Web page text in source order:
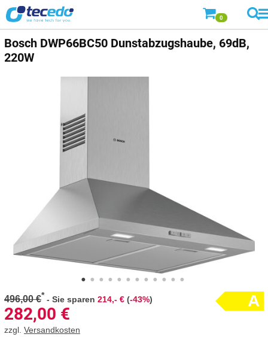
0
Bosch DWP66BC50 Dunstabzugshaube, 69dB,
220W
A
496,00 €* - Sie sparen 214,- € (-43%)
282,00 €
zzgl. Versandkosten